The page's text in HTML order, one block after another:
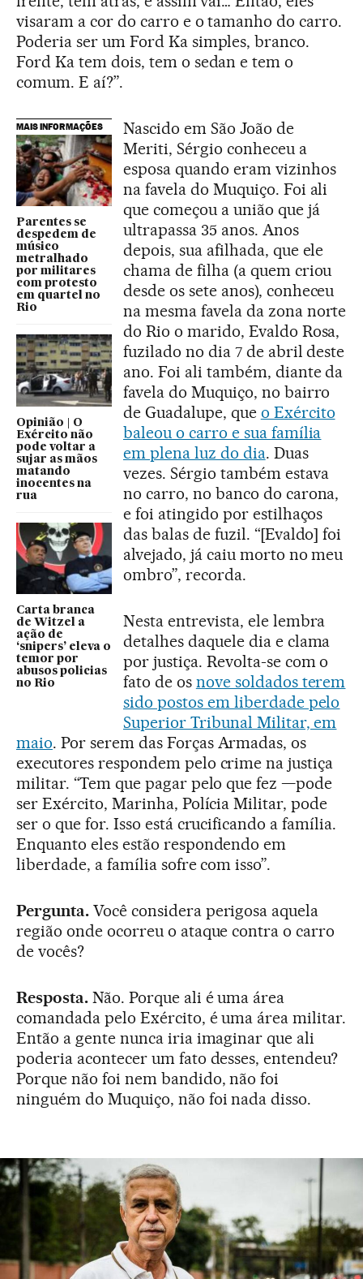
visaram a cor do carro e o tamanho do carro.
Poderia ser um Ford Ka simples, branco.
Ford Ka tem dois, tem o sedan e tem o
comum. E aí?”.
MAIS INFORMAÇÕES
Parentes se
despedem de
músico
metralhado
por militares
com protesto
em quartel no
Rio
Opinião | O
Exército não
pode voltar a
sujar as mãos
matando
inocentes na
rua
Carta branca
de Witzel a
ação de
‘snipers’ eleva o
temor por
abusos policias
no Rio
Nascido em São João de
Meriti, Sérgio conheceu a
esposa quando eram vizinhos
na favela do Muquiço. Foi ali
que começou a união que já
ultrapassa 35 anos. Anos
depois, sua afilhada, que ele
chama de filha (a quem criou
desde os sete anos), conheceu
na mesma favela da zona norte
do Rio o marido, Evaldo Rosa,
fuzilado no dia 7 de abril deste
ano. Foi ali também, diante da
favela do Muquiço, no bairro
de Guadalupe, que o Exército
baleou o carro e sua família
em plena luz do dia. Duas
vezes. Sérgio também estava
no carro, no banco do carona,
e foi atingido por estilhaços
das balas de fuzil. “[Evaldo] foi
alvejado, já caiu morto no meu
ombro”, recorda.
Nesta entrevista, ele lembra
detalhes daquele dia e clama
por justiça. Revolta-se com o
fato de os nove soldados terem
sido postos em liberdade pelo
Superior Tribunal Militar, em
maio. Por serem das Forças Armadas, os
executores respondem pelo crime na justiça
militar. “Tem que pagar pelo que fez —pode
ser Exército, Marinha, Polícia Militar, pode
ser o que for. Isso está crucificando a família.
Enquanto eles estão respondendo em
liberdade, a família sofre com isso”.
Pergunta.Você considera perigosa aquela
região onde ocorreu o ataque contra o carro
de vocês?
Resposta.Não. Porque ali é uma área
comandada pelo Exército, é uma área militar.
Então a gente nunca iria imaginar que ali
poderia acontecer um fato desses, entendeu?
Porque não foi nem bandido, não foi
ninguém do Muquiço, não foi nada disso.